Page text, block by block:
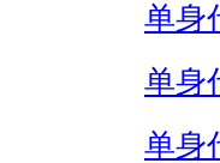
单身
单身
单身